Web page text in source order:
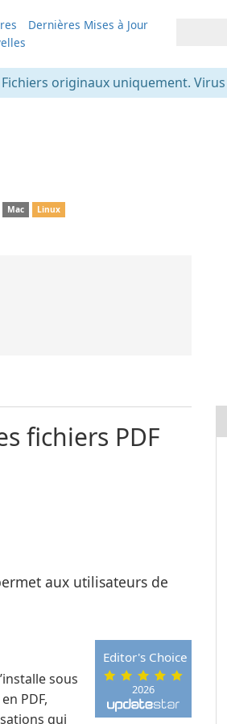
Dernières Mises à Jour
originaux uniquement.
Mac Linux
fichiers PDF
aux utilisateurs de
2026
Editor's Choice
sous
PDF,
qui